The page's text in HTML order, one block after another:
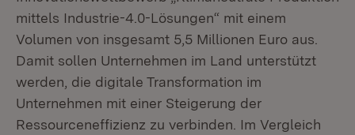
mittels Industrie-4.0-Lösungen“ mit einem
Volumen von insgesamt 5,5 Millionen Euro aus.
Damit sollen Unternehmen im Land unterstützt
werden, die digitale Transformation im
Unternehmen mit einer Steigerung der
Ressourceneffizienz zu verbinden. Im Vergleich